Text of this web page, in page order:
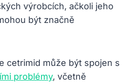
výrobcích, ačkoli jeho
být značně
cetrimid může být spojen s
problémy, včetně